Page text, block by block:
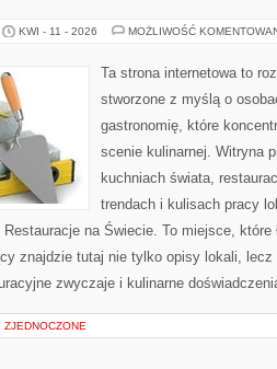
KWI - 11 - 2026 MOŻLIWOŚĆ
Ta strona internetowa to
stworzone z myślą o
gastronomię, które
scenie kulinarnej. Witryna
kuchniach świata,
trendach i kulisach pracy
na Świecie. To miejsce, które
znajdzie tutaj nie tylko opisy lokali,
zwyczaje i kulinarne
ZJEDNOCZONE